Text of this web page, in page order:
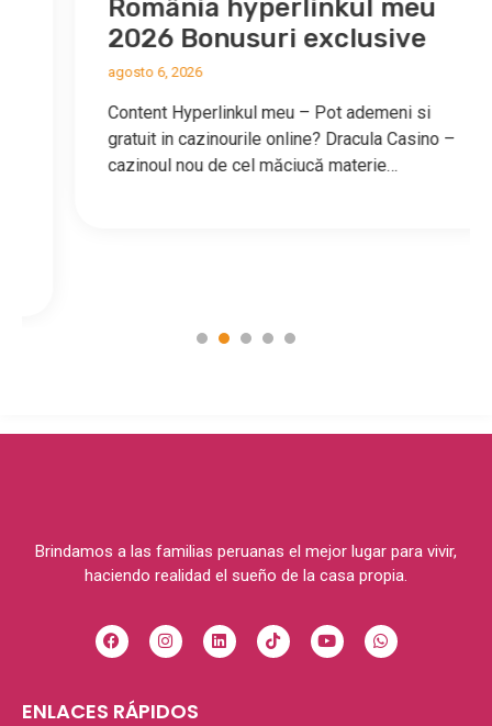
România hyperlinkul meu
2026 Bonusuri exclusive
agosto 6, 2026
Content Hyperlinkul meu – Pot ademeni si
gratuit in cazinourile online? Dracula Casino –
cazinoul nou de cel măciucă materie…
Brindamos a las familias peruanas el mejor lugar para vivir,
haciendo realidad el sueño de la casa propia.
ENLACES RÁPIDOS